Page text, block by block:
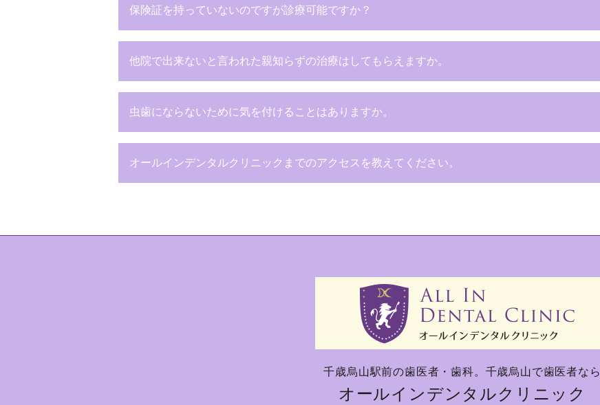
保険証を持っていないのですが診療可能ですか？
他院で出来ないと言われた親知らずの治療はしてもらえますか。
虫歯にならないために気を付けることはありますか。
オールインデンタルクリニックまでのアクセスを教えてください。
千歳烏山駅前の歯医者・歯科。 千歳烏山で歯医者なら
オールインデンタルクリニック